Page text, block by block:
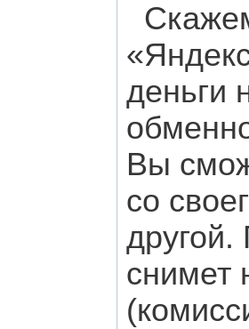
Вы
со
снимет